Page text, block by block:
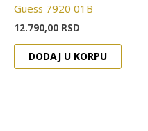
Guess 7920 01B
12.790,00 RSD
DODAJ U KORPU